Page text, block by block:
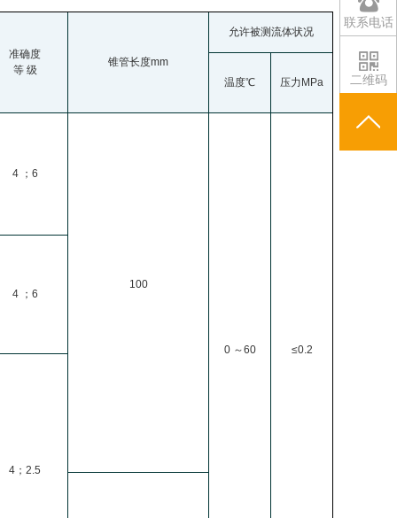
准确度
等 级
锥管长度mm
允许被测流体状况
温度℃ 压力MPa
4 ；6
100
0 ～60 ≤0.2
4 ；6
4 ；2.5
联系电话
二维码